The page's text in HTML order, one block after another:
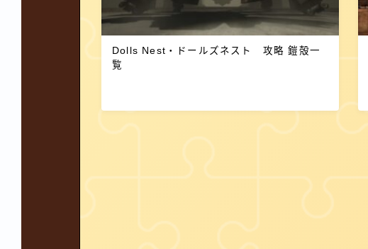
Dolls Nest・ドールズネスト 攻略 鎧殻一
覧